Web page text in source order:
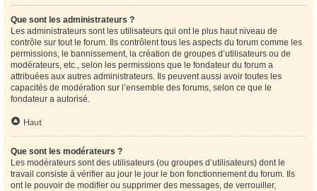
Que sont les administrateurs ?
Les administrateurs sont les utilisateurs qui ont le plus haut niveau de
contrôle sur tout le forum. Ils contrôlent tous les aspects du forum comme les
permissions, le bannissement, la création de groupes d’utilisateurs ou de
modérateurs, etc., selon les permissions que le fondateur du forum a
attribuées aux autres administrateurs. Ils peuvent aussi avoir toutes les
capacités de modération sur l’ensemble des forums, selon ce que le
fondateur a autorisé.
Haut
Que sont les modérateurs ?
Les modérateurs sont des utilisateurs (ou groupes d’utilisateurs) dont le
travail consiste à vérifier au jour le jour le bon fonctionnement du forum. Ils
ont le pouvoir de modifier ou supprimer des messages, de verrouiller,